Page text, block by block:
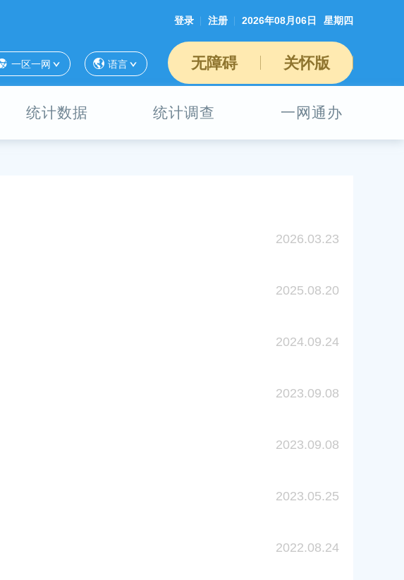
登录 注册 2026年08月06日 星期四
无障碍 关怀版
一区一网 语言
统计数据 统计调查 一网通办
2026.03.23
2025.08.20
2024.09.24
2023.09.08
2023.09.08
2023.05.25
2022.08.24